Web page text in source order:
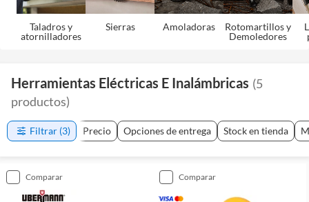
Taladros y
atornilladores
Sierras Amoladoras
Rotomartillos y
Demoledores
Herramientas Eléctricas E Inalámbricas (5
productos)
Filtrar (3) Precio Opciones de entrega Stock en tienda
comparar comparar